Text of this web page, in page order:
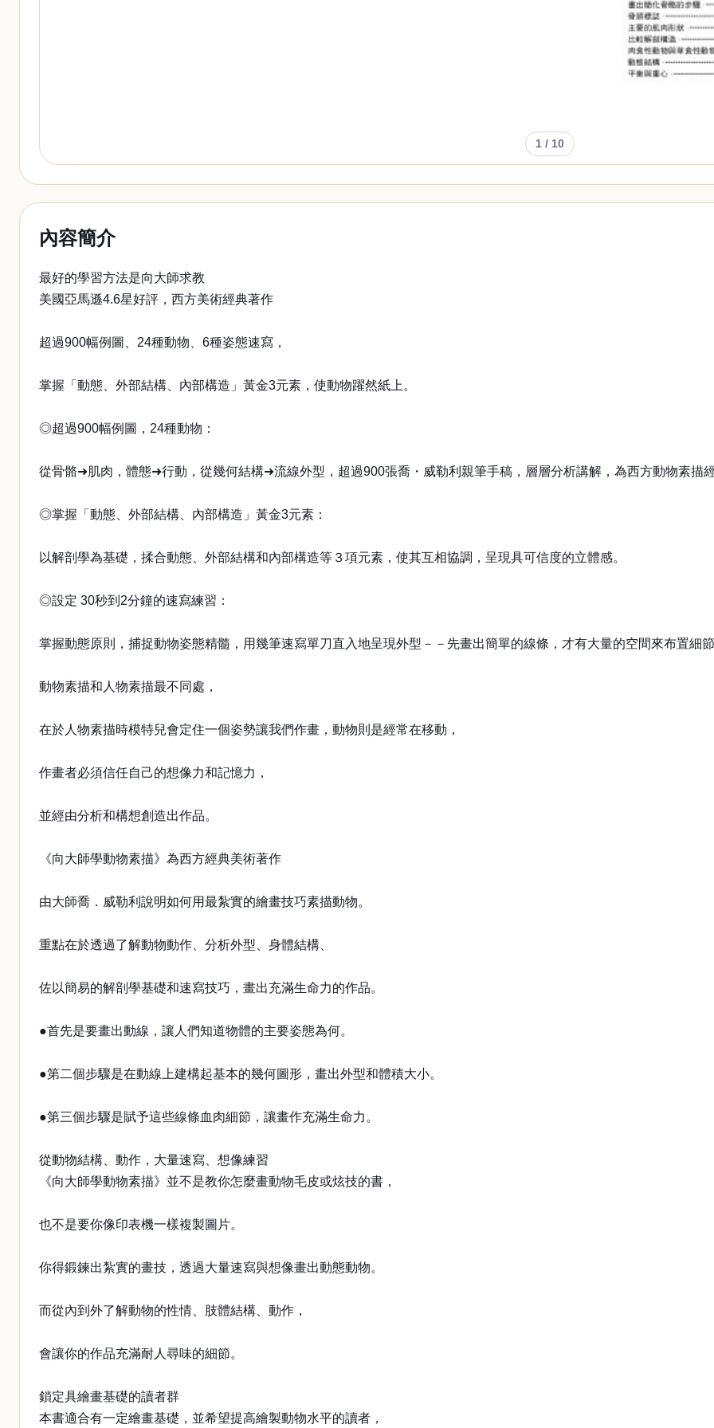
1 / 10
內容簡介
最好的學習方法是向大師求教
美國亞馬遜4.6星好評，西方美術經典著作
超過900幅例圖、24種動物、6種姿態速寫，
掌握「動態、外部結構、內部構造」黃金3元素，使動物躍然紙上。
◎超過900幅例圖，24種動物：
從骨骼➜肌肉，體態➜行動，從幾何結構➜流線外型，超過900張喬・威勒利親筆手稿，層層分析講解，為西方動物素描經
◎掌握「動態、外部結構、內部構造」黃金3元素：
以解剖學為基礎，揉合動態、外部結構和內部構造等３項元素，使其互相協調，呈現具可信度的立體感。
◎設定 30秒到2分鐘的速寫練習：
掌握動態原則，捕捉動物姿態精髓，用幾筆速寫單刀直入地呈現外型－－先畫出簡單的線條，才有大量的空間來布置細節
動物素描和人物素描最不同處，
在於人物素描時模特兒會定住一個姿勢讓我們作畫，動物則是經常在移動，
作畫者必須信任自己的想像力和記憶力，
並經由分析和構想創造出作品。
《向大師學動物素描》為西方經典美術著作
由大師喬．威勒利說明如何用最紮實的繪畫技巧素描動物。
重點在於透過了解動物動作、分析外型、身體結構、
佐以簡易的解剖學基礎和速寫技巧，畫出充滿生命力的作品。
●首先是要畫出動線，讓人們知道物體的主要姿態為何。
●第二個步驟是在動線上建構起基本的幾何圖形，畫出外型和體積大小。
●第三個步驟是賦予這些線條血肉細節，讓畫作充滿生命力。
從動物結構、動作，大量速寫、想像練習
《向大師學動物素描》並不是教你怎麼畫動物毛皮或炫技的書，
也不是要你像印表機一樣複製圖片。
你得鍛鍊出紮實的畫技，透過大量速寫與想像畫出動態動物。
而從內到外了解動物的性情、肢體結構、動作，
會讓你的作品充滿耐人尋味的細節。
鎖定具繪畫基礎的讀者群
本書適合有一定繪畫基礎，並希望提高繪製動物水平的讀者，